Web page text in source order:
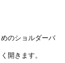
のショルダーバ
開きます。